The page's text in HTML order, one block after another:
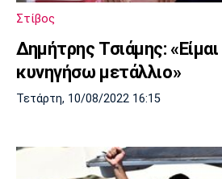
Στίβος
Δημήτρης Τσιάμης:
κυνηγήσω μετάλλιο»
Τετάρτη, 10/08/2022 16:15